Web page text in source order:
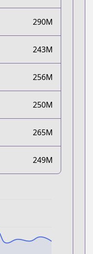
290M
243M
256M
250M
265M
249M